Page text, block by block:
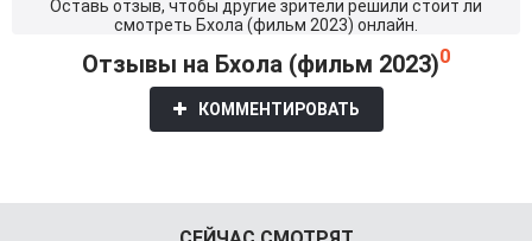
Оставь отзыв, чтобы другие зрители решили стоит ли
смотреть Бхола (фильм 2023) онлайн.
Отзывы на Бхола (фильм 2023)0
КОММЕНТИРОВАТЬ